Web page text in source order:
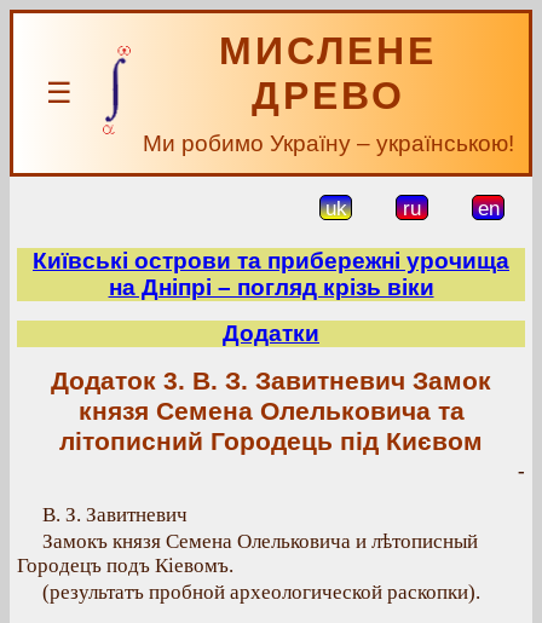
☰
МИСЛЕНЕ
ДРЕВО
Ми робимо Україну – українською!
uk ru en
Київські острови та прибережні урочища
на Дніпрі – погляд крізь віки
Додатки
Додаток 3. В. З. Завитневич Замок
князя Семена Олельковича та
літописний Городець під Києвом
-
В. З. Завитневич
Замокъ князя Семена Олельковича и лѣтописный
Городецъ подъ Кіевомъ.
(результатъ пробной археологической раскопки).